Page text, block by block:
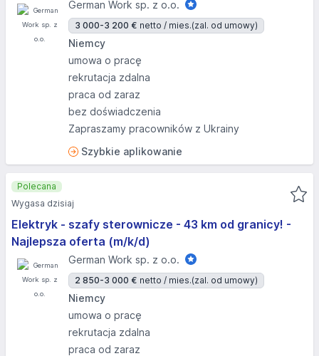
German Work sp. z o.o.
3 000-3 200 € netto / mies.(zal. od umowy)
Niemcy
umowa o pracę
rekrutacja zdalna
praca od zaraz
bez doświadczenia
Zapraszamy pracowników z Ukrainy
Szybkie aplikowanie
Elektryk - szafy sterownicze - 43 km od granicy! -
Najlepsza oferta (m/k/d)
German Work sp. z o.o.
2 850-3 000 € netto / mies.(zal. od umowy)
Niemcy
umowa o pracę
rekrutacja zdalna
praca od zaraz
Polecana
Wygasa dzisiaj